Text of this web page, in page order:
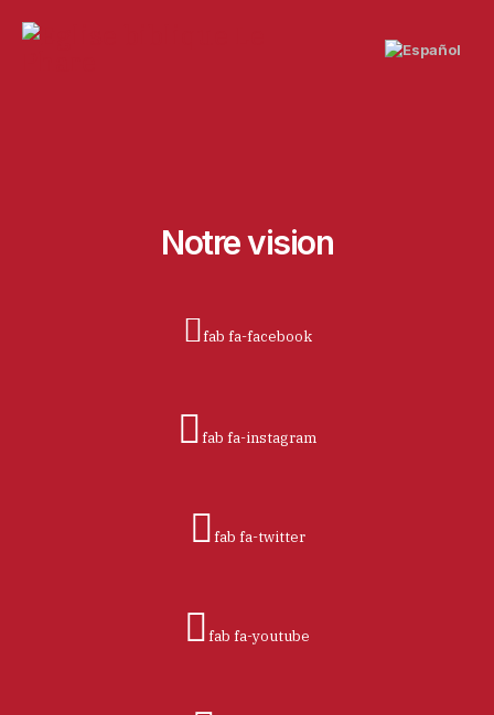
Sélectionnez
Notre vision
fab fa-facebook
fab fa-instagram
fab fa-twitter
fab fa-youtube